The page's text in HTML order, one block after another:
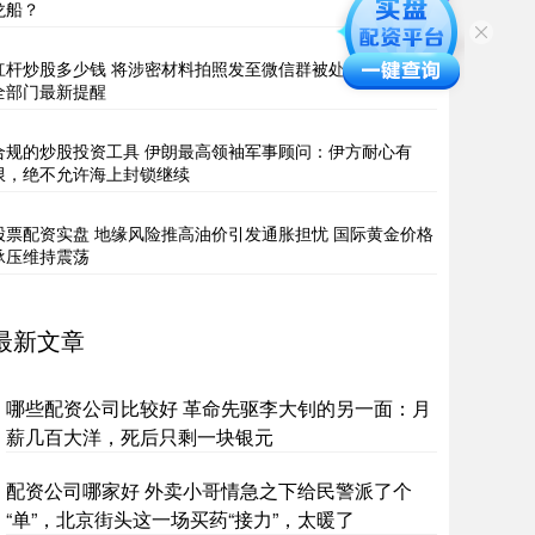
船？
杆炒股多少钱 将涉密材料拍照发至微信群被处分，国家安
部门最新提醒
规的炒股投资工具 伊朗最高领袖军事顾问：伊方耐心有
，绝不允许海上封锁继续
票配资实盘 地缘风险推高油价引发通胀担忧 国际黄金价格
压维持震荡
新文章
哪些配资公司比较好 革命先驱李大钊的另一面：月
薪几百大洋，死后只剩一块银元
配资公司哪家好 外卖小哥情急之下给民警派了个
“单”，北京街头这一场买药“接力”，太暖了